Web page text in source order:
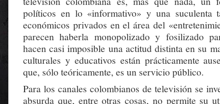
políticos en lo «informativo» y una suculenta
económicos privados en el área del
parecen haberla monopolizado y fosilizado
hacen casi imposible una actitud distinta en su
culturales y educativos están prácticamente
que, sólo teóricamente, es un servicio público.
Para los canales colombianos de televisión se
absurda que, entre otras cosas, no permite su